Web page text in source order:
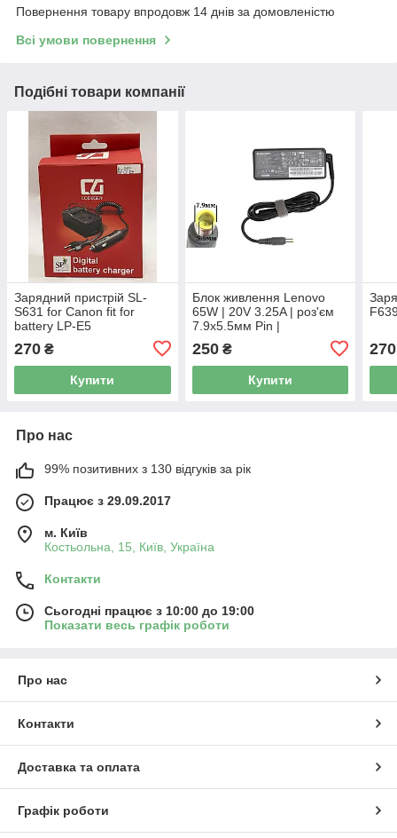
Повернення товару впродовж 14 днів за домовленістю
Всі умови повернення
Подібні товари компанії
Зарядний пристрій SL-
S631 for Canon fit for
battery LP-E5
270 ₴
Купити
Блок живлення Lenovo
65W | 20V 3.25A | роз'єм
7.9x5.5мм Pin |
ADLX65NCT3A/45N0119 Б/
В
250₴
Купити
270
Про нас
99% позитивних з 130 відгуків за рік
Працює з 29.09.2017
м. Київ
Костьольна, 15, Київ, Україна
Контакти
Сьогодні працює з 10:00 до 19:00
Показати весь графік роботи
Про нас
Контакти
Доставка та оплата
Графік роботи